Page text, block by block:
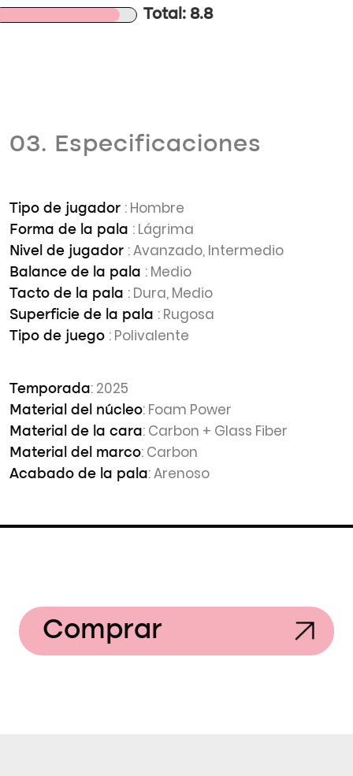
Total: 8.8
03. Especificaciones
Tipo de jugador : Hombre
Forma de la pala : Lágrima
Nivel de jugador : Avanzado, Intermedio
Balance de la pala : Medio
Tacto de la pala : Dura, Medio
Superficie de la pala : Rugosa
Tipo de juego : Polivalente
Temporada: 2025
Material del núcleo: Foam Power
Material de la cara: Carbon + Glass Fiber
Material del marco: Carbon
Acabado de la pala: Arenoso
Comprar